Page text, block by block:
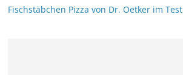
Fischstäbchen Pizza von Dr. Oetker im Test